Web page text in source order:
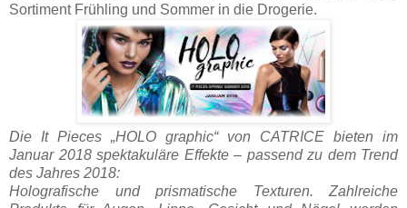
Sortiment Frühling und Sommer in die Drogerie.
Die It Pieces „HOLO graphic“ von CATRICE bieten im
Januar 2018 spektakuläre Effekte – passend zu dem Trend
des Jahres 2018:
Holografische und prismatische Texturen. Zahlreiche